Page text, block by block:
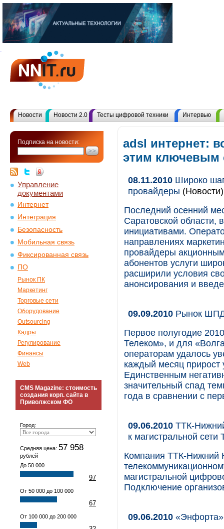
Новости Новости 2.0 Тесты цифровой техники Интервью
Подписка на новости:
Управление
документами
Интернет
Интеграция
Безопасность
Мобильная связь
Фиксированная связь
ПО
Рынок ПК
Маркетинг
Торговые сети
Оборудование
Outsourcing
Кадры
Регулирование
Финансы
Web
CMS Magazine: стоимость
создания корп. сайта в
Приволжском ФО
Город:
Средняя цена: 57 958
рублей
До 50 000
97
От 50 000 до 100 000
67
От 100 000 до 200 000
adsl интернет:
этим ключевым
08.11.2010 Широко
провайдеры (Новости)
Последний осенний
Саратовской области,
инициативами.
направлениях
провайдеры
абонентов услуги
расширили условия
анонсирования и
09.09.2010 Рынок ШПД
Первое полугодие
Телеком», и для
операторам удалось
каждый месяц
Единственным
значительный спад
года в сравнении с
09.06.2010 ТТК-
к магистральной сети
Компания ТТК-Нижний
магистральной
Подключение
09.06.2010